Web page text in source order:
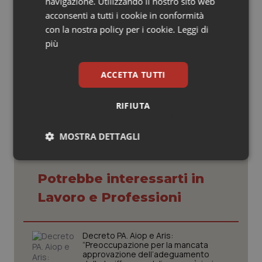
di quanti, investiti dal consenso democratico,
si apprestano a guidare il Paese nei prossimi anni”.
18 Gennaio 2013
© Riproduzione riservata
Potrebbe interessarti in
Lavoro e Professioni
Decreto PA. Aiop e Aris:
“Preoccupazione per la mancata
approvazione dell’adeguamento
acconsenti a tutti i cookie in conformità
con la nostra policy per i cookie. Leggi di
più
ACCETTA TUTTI
RIFIUTA
MOSTRA DETTAGLI
Necessari Statistici Marketing
Necessari Statistici Marketing